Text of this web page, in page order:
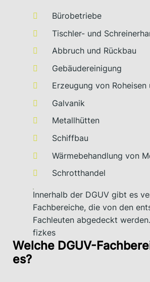
Bürobetriebe
Tischler- und
Abbruch und Rückbau
Gebäudereinigung
Erzeugung von Roheisen
Galvanik
Metallhütten
Schiffbau
Wärmebehandlung von
Schrotthandel
Innerhalb der DGUV gibt es
Fachbereiche, die von den
Fachleuten abgedeckt
fizkes
Welche DGUV-
es?